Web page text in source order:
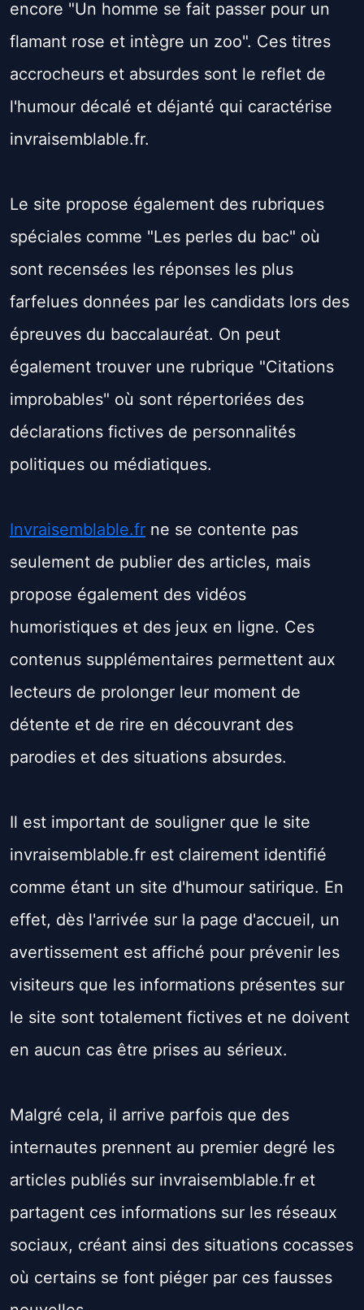
encore "Un homme se fait passer pour un
flamant rose et intègre un zoo". Ces titres
accrocheurs et absurdes sont le reflet de
l'humour décalé et déjanté qui caractérise
invraisemblable.fr.
Le site propose également des rubriques
spéciales comme "Les perles du bac" où
sont recensées les réponses les plus
farfelues données par les candidats lors des
épreuves du baccalauréat. On peut
également trouver une rubrique "Citations
improbables" où sont répertoriées des
déclarations fictives de personnalités
politiques ou médiatiques.
Invraisemblable.fr ne se contente pas
seulement de publier des articles, mais
propose également des vidéos
humoristiques et des jeux en ligne. Ces
contenus supplémentaires permettent aux
lecteurs de prolonger leur moment de
détente et de rire en découvrant des
parodies et des situations absurdes.
Il est important de souligner que le site
invraisemblable.fr est clairement identifié
comme étant un site d'humour satirique. En
effet, dès l'arrivée sur la page d'accueil, un
avertissement est affiché pour prévenir les
visiteurs que les informations présentes sur
le site sont totalement fictives et ne doivent
en aucun cas être prises au sérieux.
Malgré cela, il arrive parfois que des
internautes prennent au premier degré les
articles publiés sur invraisemblable.fr et
partagent ces informations sur les réseaux
sociaux, créant ainsi des situations cocasses
où certains se font piéger par ces fausses